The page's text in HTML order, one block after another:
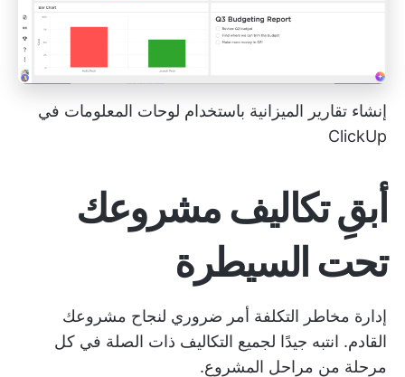
إنشاء تقارير الميزانية باستخدام لوحات المعلومات في
ClickUp
أبقِ تكاليف مشروعك
تحت السيطرة
إدارة مخاطر التكلفة أمر ضروري لنجاح مشروعك
القادم. انتبه جيدًا لجميع التكاليف ذات الصلة في كل
مرحلة من مراحل المشروع.